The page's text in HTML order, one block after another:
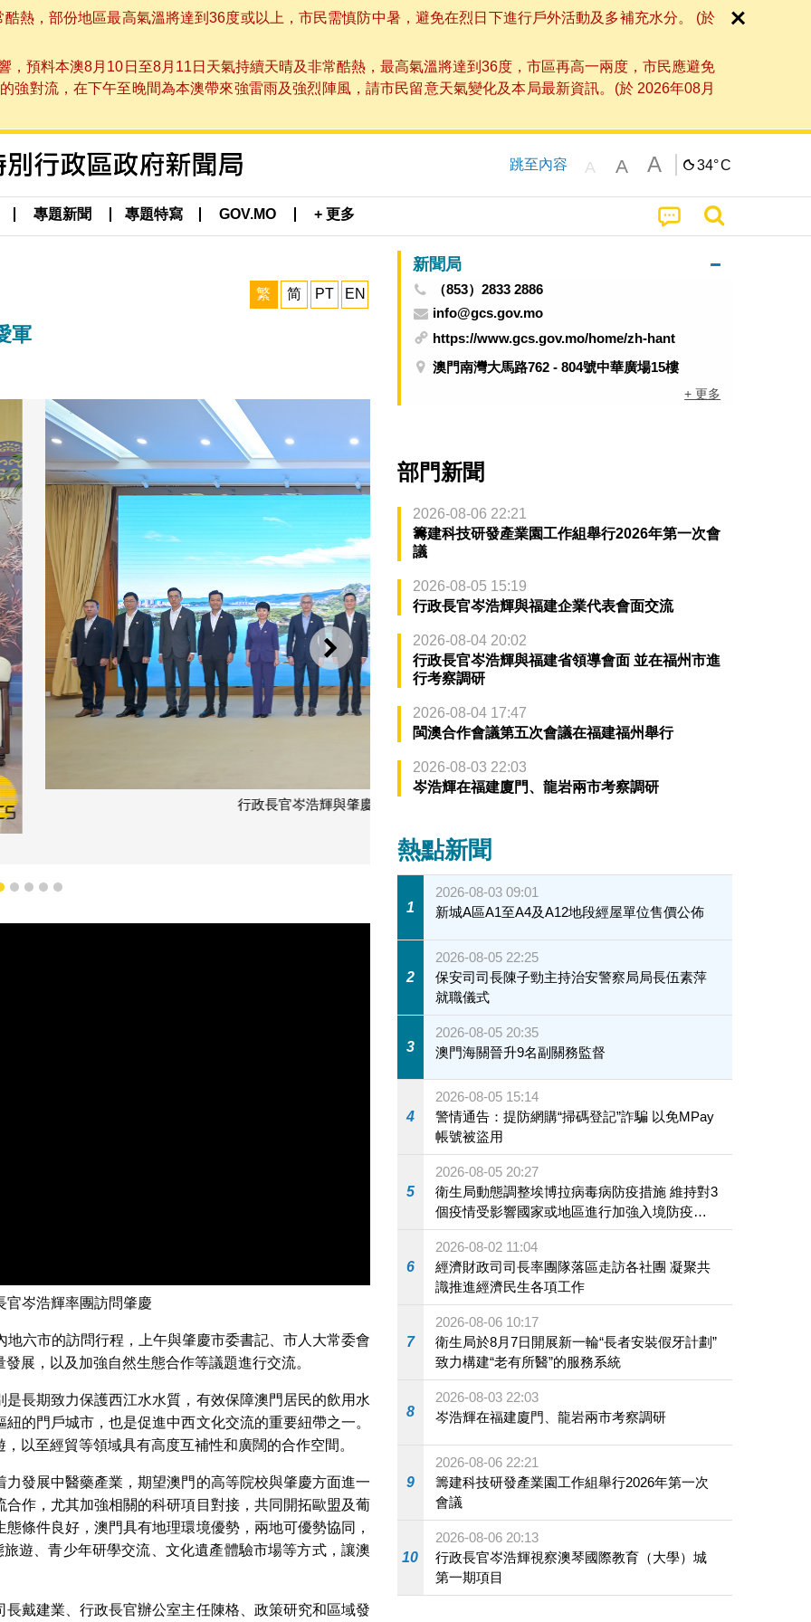
熱，部份地區最高氣溫將達到36度或以上，市民需慎防中暑，避免在烈日下進行戶外活動及多補充水分。 (於
，預料本澳8月10日至8月11日天氣持續天晴及非常酷熱，最高氣溫將達到36度，市區再高一兩度，市民應避免
強對流，在下午至晚間為本澳帶來強雷雨及強烈陣風，請市民留意天氣變化及本局最新資訊。(於 2026年08月
跳至內容 A A A 34°C
專題新聞 專題特寫 GOV.MO + 更多
繁 简 PT EN
軍
下一則
委書記張愛軍會面等合影。
2 3 4 5 6
官岑浩輝率團訪問肇慶
六市的訪問行程，上午與肇慶市委書記、市人大常委會
展，以及加強自然生態合作等議題進行交流。
長期致力保護西江水水質，有效保障澳門居民的飲用水
的門戶城市，也是促進中西文化交流的重要紐帶之一。
以至經貿等領域具有高度互補性和廣闊的合作空間。
發展中醫藥產業，期望澳門的高等院校與肇慶方面進一
作，尤其加強相關的科研項目對接，共同開拓歐盟及葡
條件良好，澳門具有地理環境優勢，兩地可優勢協同，
遊、青少年研學交流、文化遺產體驗市場等方式，讓澳
戴建業、行政長官辦公室主任陳格、政策研究和區域發
新聞局
（853）2833 2886
info@gcs.gov.mo
https://www.gcs.gov.mo/home/zh-hant
澳門南灣大馬路762 - 804號中華廣場15樓
+ 更多
部門新聞
2026-08-06 22:21
籌建科技研發產業園工作組舉行2026年第一次會
議
2026-08-05 15:19
行政長官岑浩輝與福建企業代表會面交流
2026-08-04 20:02
行政長官岑浩輝與福建省領導會面 並在福州市進
行考察調研
2026-08-04 17:47
閩澳合作會議第五次會議在福建福州舉行
2026-08-03 22:03
岑浩輝在福建廈門、龍岩兩市考察調研
熱點新聞
1
2026-08-03 09:01
新城A區A1至A4及A12地段經屋單位售價公佈
2
2026-08-05 22:25
保安司司長陳子勁主持治安警察局局長伍素萍
就職儀式
3
2026-08-05 20:35
澳門海關晉升9名副關務監督
4
2026-08-05 15:14
警情通告：提防網購“掃碼登記”詐騙 以免MPay
帳號被盜用
5
2026-08-05 20:27
衛生局動態調整埃博拉病毒病防疫措施 維持對3
個疫情受影響國家或地區進行加強入境防疫措
施
6
2026-08-02 11:04
經濟財政司司長率團隊落區走訪各社團 凝聚共
識推進經濟民生各項工作
7
2026-08-06 10:17
衛生局於8月7日開展新一輪“長者安裝假牙計劃”
致力構建“老有所醫”的服務系統
8
2026-08-03 22:03
岑浩輝在福建廈門、龍岩兩市考察調研
9
2026-08-06 22:21
籌建科技研發產業園工作組舉行2026年第一次
會議
10
2026-08-06 20:13
行政長官岑浩輝視察澳琴國際教育（大學）城
第一期項目